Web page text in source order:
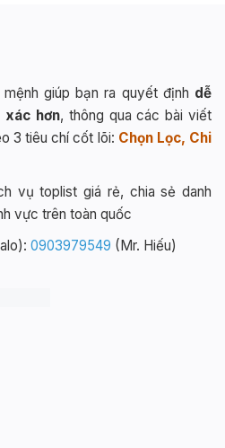
giúp bạn ra quyết định dễ
xác hơn, thông qua các bài viết
3 tiêu chí cốt lõi: Chọn Lọc, Chi
vụ toplist giá rẻ, chia sẻ danh
vực trên toàn quốc
0903979549 (Mr. Hiếu)